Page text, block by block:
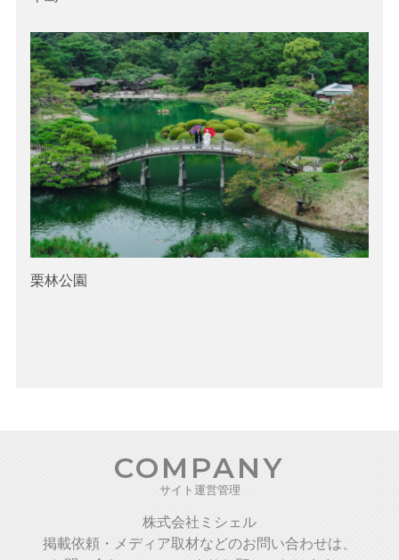
栗林公園
COMPANY
サイト運営管理
株式会社ミシェル
掲載依頼・メディア取材などのお問い合わせは、